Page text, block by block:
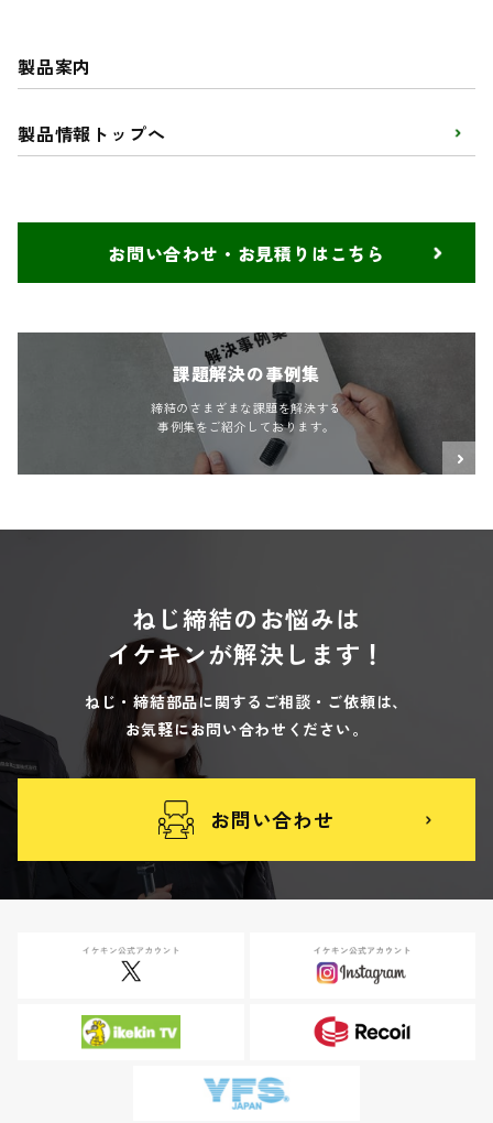
製品案内
製品情報トップへ
お問い合わせ・お見積りはこちら
課題解決の事例集
締結のさまざまな課題を解決する
事例集をご紹介しております。
ねじ締結のお悩みは
イケキンが解決します！
ねじ・締結部品に関するご相談・ご依頼は、
お気軽にお問い合わせください。
お問い合わせ